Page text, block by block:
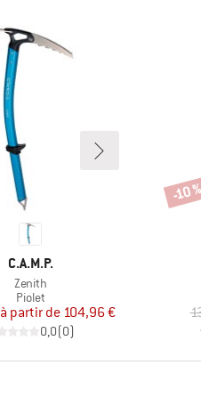
MARQUE
C.A.M.P.
Article
Zenith
Product group
Piolet
Prix
Prix réduit
à partir de 104,96 €
0,0(0)
-10